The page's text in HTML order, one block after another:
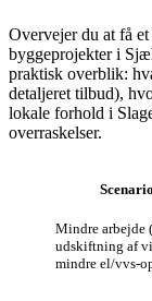
Overvejer du at få
byggeprojekter i
praktisk overblik:
detaljeret tilbud),
lokale forhold i
overraskelser.
Scenario
Mindre arbejde
udskiftning af
mindre el/